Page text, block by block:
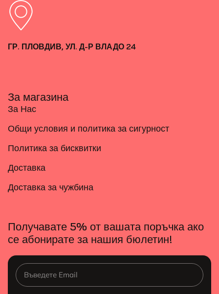
ГР. ПЛОВДИВ, УЛ. Д-Р ВЛАДО 24
За магазина
За Нас
Общи условия и политика за сигурност
Политика за бисквитки
Доставка
Доставка за чужбина
Получавате 5% от вашата поръчка ако
се абонирате за нашия бюлетин!